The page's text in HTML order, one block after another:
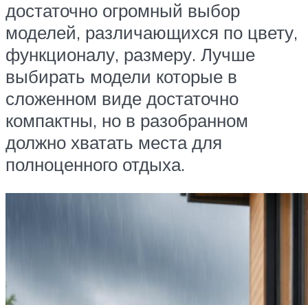
достаточно огромный выбор
моделей, различающихся по цвету,
функционалу, размеру. Лучше
выбирать модели которые в
сложенном виде достаточно
компактны, но в разобранном
должно хватать места для
полноценного отдыха.